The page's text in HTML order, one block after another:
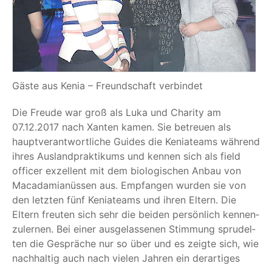
Gäs­te aus Kenia – Freund­schaft verbindet
Die Freu­de war groß als Luka und Cha­ri­ty am
07.12.2017 nach Xan­ten kamen. Sie betreu­en als
haupt­ver­ant­wort­li­che Gui­des die Kenia­teams wäh­rend
ihres Aus­land­prak­ti­kums und ken­nen sich als field
offi­cer exzel­lent mit dem bio­lo­gi­schen Anbau von
Maca­da­mi­a­nüs­sen aus. Emp­fan­gen wur­den sie von
den letz­ten fünf Kenia­teams und ihren Eltern. Die
Eltern freu­ten sich sehr die bei­den per­sön­lich ken­nen­
zu­ler­nen. Bei einer aus­ge­las­se­nen Stim­mung spru­del­
ten die Gesprä­che nur so über und es zeig­te sich, wie
nach­hal­tig auch nach vie­len Jah­ren ein der­ar­ti­ges